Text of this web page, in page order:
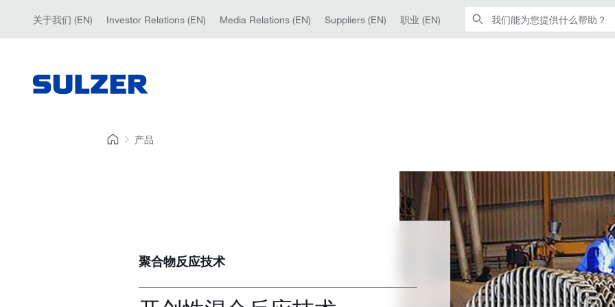
关于我们 (EN) Investor Relations (EN) Media Relations (EN) Suppliers (EN) 职业 (EN)
产品
聚合物反应技术